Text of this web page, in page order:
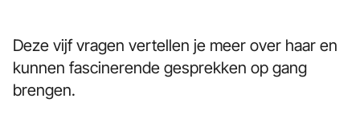
Deze vijf vragen vertellen je meer over haar en
kunnen fascinerende gesprekken op gang
brengen.